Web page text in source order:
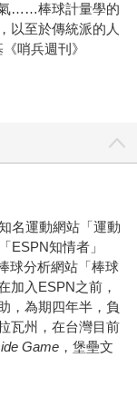
氣……棒球計量學的
以至於傳統派的人
哨兵週刊》
名運動網站「運動
ESPN知情者」
球分析網站「棒球
加入ESPN之前，
，為期四年半，負
瓦州，在台灣目前
Game，堡壘文